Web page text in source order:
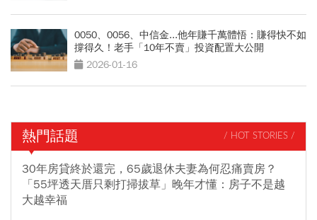
0050、0056、中信金...他年賺千萬體悟：賺得快不如
撐得久！老手「10年不賣」投資配置大公開
2026-01-16
熱門話題 / HOT STORIES /
30年房貸終於還完，65歲退休夫妻為何忍痛賣房？
「55坪透天厝只剩打掃拔草」晚年才懂：房子不是越
大越幸福